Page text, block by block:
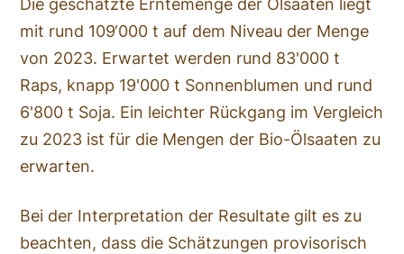
Die geschätzte Erntemenge der Ölsaaten liegt
mit rund 109‘000 t auf dem Niveau der Menge
von 2023. Erwartet werden rund 83'000 t
Raps, knapp 19'000 t Sonnenblumen und rund
6'800 t Soja. Ein leichter Rückgang im Vergleich
zu 2023 ist für die Mengen der Bio-Ölsaaten zu
erwarten.
Bei der Interpretation der Resultate gilt es zu
beachten, dass die Schätzungen provisorisch